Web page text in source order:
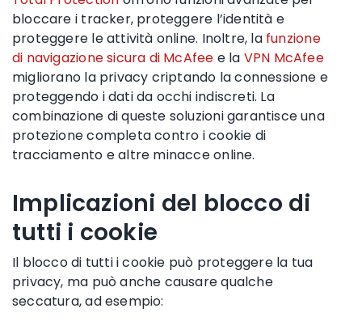
bloccare i tracker, proteggere l’identità e
proteggere le attività online. Inoltre, la funzione
di navigazione sicura di McAfee e la VPN McAfee
migliorano la privacy criptando la connessione e
proteggendo i dati da occhi indiscreti. La
combinazione di queste soluzioni garantisce una
protezione completa contro i cookie di
tracciamento e altre minacce online.
Implicazioni del blocco di
tutti i cookie
Il blocco di tutti i cookie può proteggere la tua
privacy, ma può anche causare qualche
seccatura, ad esempio: